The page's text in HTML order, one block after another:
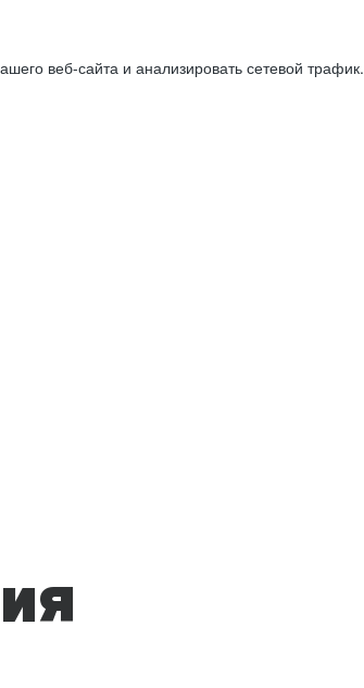
веб-сайта и анализировать сетевой трафик.